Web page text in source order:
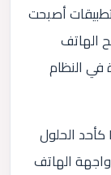
أصبحت
الهاتف
في النظام
كأحد الحلول
الهاتف